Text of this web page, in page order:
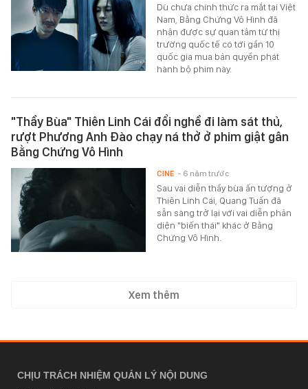
Dù chưa chính thức ra mắt tại Việt
Nam, Bằng Chứng Vô Hình đã
nhận được sự quan tâm từ thị
trường quốc tế có tới gần 10
quốc gia mua bản quyền phát
hành bộ phim này.
"Thầy Bùa" Thiên Linh Cái đổi nghề đi làm sát thủ,
rượt Phương Anh Đào chạy ná thở ở phim giật gân
Bằng Chứng Vô Hình
Sau vai diễn thầy bùa ấn tượng ở
Thiên Linh Cái, Quang Tuấn đã
sẵn sàng trở lại với vai diễn phản
diện "biến thái" khác ở Bằng
Chứng Vô Hình.
CINE - 6 năm trước
Xem thêm
CHỊU TRÁCH NHIỆM QUẢN LÝ NỘI DUNG